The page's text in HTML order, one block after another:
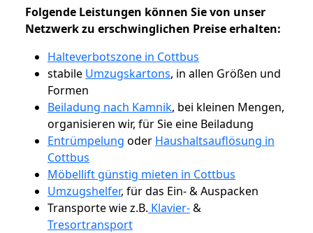
Folgende Leistungen können Sie von unser
Netzwerk zu erschwinglichen Preise erhalten:
Halteverbotszone in Cottbus
stabile Umzugskartons, in allen Größen und
Formen
Beiladung nach Kamnik, bei kleinen Mengen,
organisieren wir, für Sie eine Beiladung
Entrümpelung oder Haushaltsauflösung in
Cottbus
Möbellift günstig mieten in Cottbus
Umzugshelfer, für das Ein- & Auspacken
Transporte wie z.B. Klavier-&
Tresortransport